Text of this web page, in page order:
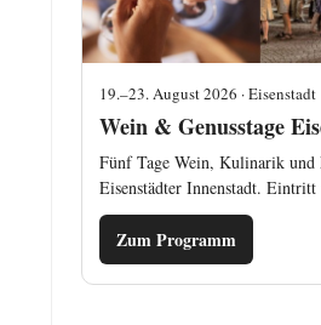
19.–23. August 2026 · Eisenstadt
Wein & Genusstage
Fünf Tage Wein, Kulinarik
Eisenstädter Innenstadt.
Zum Programm